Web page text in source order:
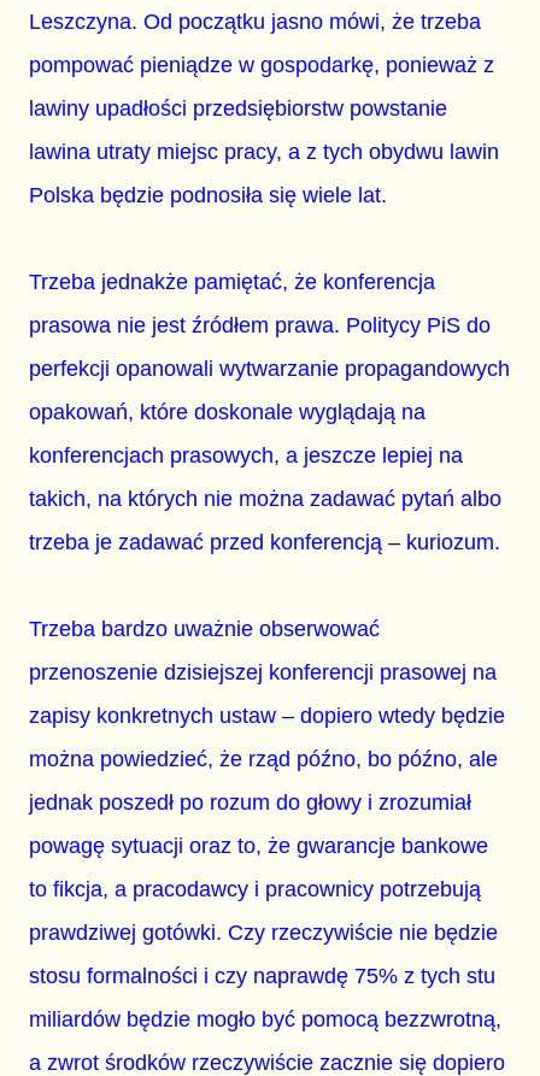
Leszczyna. Od początku jasno mówi, że trzeba
pompować pieniądze w gospodarkę, ponieważ z
lawiny upadłości przedsiębiorstw powstanie
lawina utraty miejsc pracy, a z tych obydwu lawin
Polska będzie podnosiła się wiele lat.
Trzeba jednakże pamiętać, że konferencja
prasowa nie jest źródłem prawa. Politycy PiS do
perfekcji opanowali wytwarzanie propagandowych
opakowań, które doskonale wyglądają na
konferencjach prasowych, a jeszcze lepiej na
takich, na których nie można zadawać pytań albo
trzeba je zadawać przed konferencją – kuriozum.
Trzeba bardzo uważnie obserwować
przenoszenie dzisiejszej konferencji prasowej na
zapisy konkretnych ustaw – dopiero wtedy będzie
można powiedzieć, że rząd późno, bo późno, ale
jednak poszedł po rozum do głowy i zrozumiał
powagę sytuacji oraz to, że gwarancje bankowe
to fikcja, a pracodawcy i pracownicy potrzebują
prawdziwej gotówki. Czy rzeczywiście nie będzie
stosu formalności i czy naprawdę 75% z tych stu
miliardów będzie mogło być pomocą bezzwrotną,
a zwrot środków rzeczywiście zacznie się dopiero